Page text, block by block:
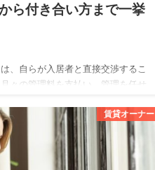
ら付き合い方まで一挙
、自らが入居者と直接交渉するこ
々の管理料を支払い、管理を任せ
る安心感が得られ、賃貸経営にか
…
賃貸オーナー